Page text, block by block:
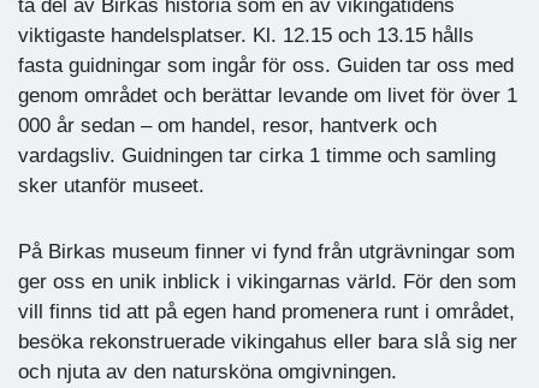
ta del av Birkas historia som en av vikingatidens
viktigaste handelsplatser. Kl. 12.15 och 13.15 hålls
fasta guidningar som ingår för oss. Guiden tar oss med
genom området och berättar levande om livet för över 1
000 år sedan – om handel, resor, hantverk och
vardagsliv. Guidningen tar cirka 1 timme och samling
sker utanför museet.
På Birkas museum finner vi fynd från utgrävningar som
ger oss en unik inblick i vikingarnas värld. För den som
vill finns tid att på egen hand promenera runt i området,
besöka rekonstruerade vikingahus eller bara slå sig ner
och njuta av den natursköna omgivningen.